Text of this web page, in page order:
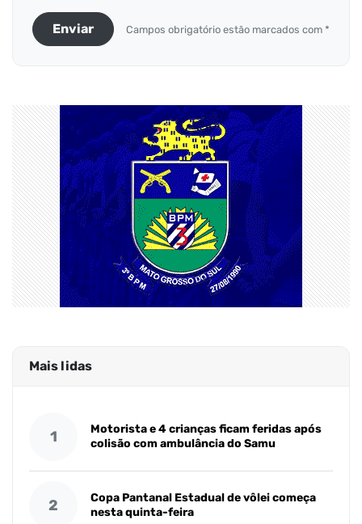
Enviar Campos obrigatório estão marcados com *
Mais lidas
1
Motorista e 4 crianças ficam feridas após
colisão com ambulância do Samu
2
Copa Pantanal Estadual de vôlei começa
nesta quinta-feira